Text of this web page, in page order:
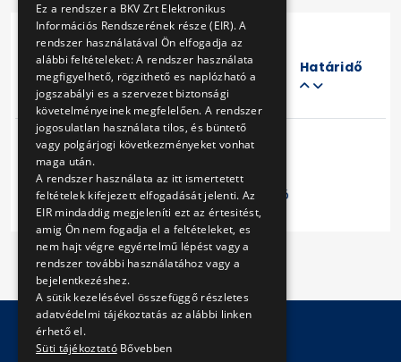
Cím
Eljárás
száma
Határidő
Előző 1 Következő
Ez a rendszer a BKV Zrt Elektronikus
Információs Rendszerének része (EIR). A
rendszer használatával Ön elfogadja az
alábbi feltételeket: A rendszer használata
megfigyelhető, rögzithető es naplózható a
jogszabályi es a szervezet biztonsági
követelményeinek megfelelően. A rendszer
jogosulatlan használata tilos, és büntető
vagy polgárjogi következményeket vonhat
maga után.
A rendszer használata az itt ismertetett
feltételek kifejezett elfogadását jelenti. Az
EIR mindaddig megjeleníti ezt az értesitést,
amig Ön nem fogadja el a feltételeket, es
nem hajt végre egyértelmű lépést vagy a
rendszer további használatához vagy a
bejelentkezéshez.
A sütik kezelésével összefüggő részletes
adatvédelmi tájékoztatás az alábbi linken
érhető el.
Süti tájékoztató Bővebben